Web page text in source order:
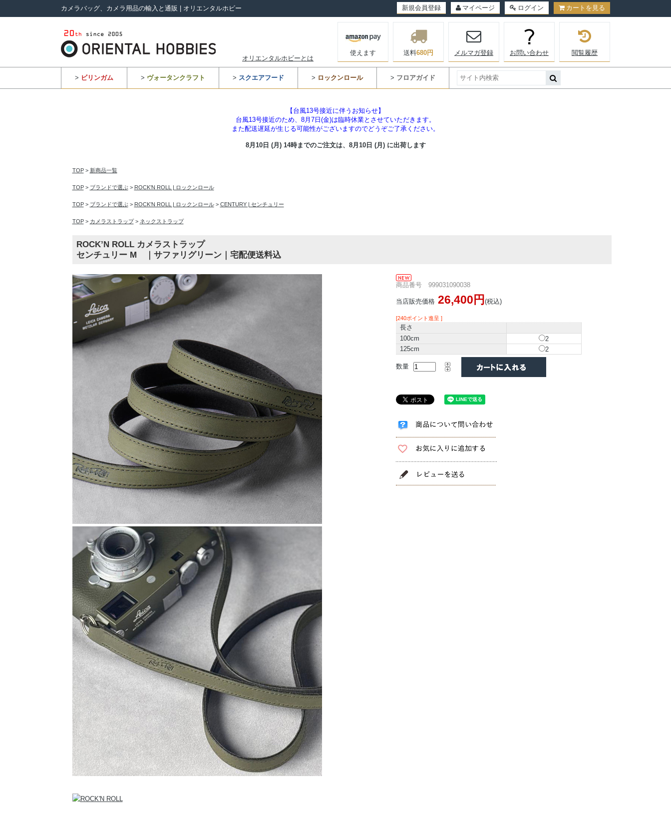
カメラバッグ、カメラ用品の輸入と通販 | オリエンタルホビー 新規会員登録 マイページ ログイン カートを見る
オリエンタルホビーとは
使えます 送料680円 メルマガ登録 お問い合わせ 閲覧履歴
> ビリンガム > ヴォータンクラフト > スクエアフード > ロックンロール > フロアガイド
【台風13号接近に伴うお知らせ】
台風13号接近のため、8月7日(金)は臨時休業とさせていただきます。
また配送遅延が生じる可能性がございますのでどうぞご了承ください。
8月10日 (月) 14時までのご注文は、 8月10日 (月) に出荷します
TOP> 新商品一覧
TOP> ブランドで選ぶ> ROCK’N ROLL | ロックンロール
TOP> ブランドで選ぶ> ROCK’N ROLL | ロックンロール> CENTURY | センチュリー
TOP> カメラストラップ> ネックストラップ
ROCK’N ROLL カメラストラップ
センチュリー M ｜サファリグリーン｜宅配便送料込
商品番号 999031090038
当店販売価格 26,400円 (税込)
[240ポイント進呈 ]
長さ
100cm
2
125cm
2
数量